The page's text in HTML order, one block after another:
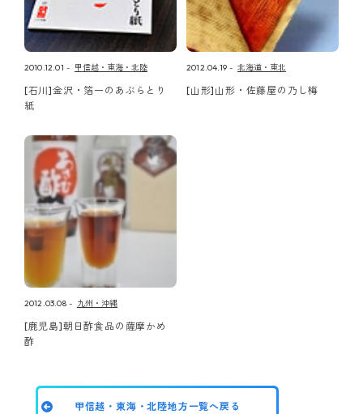
2010.12.01 甲信越・東海・北陸
[石川]金沢・箔一のあぶらとり
紙
2012.04.19 北海道・東北
[山形]山形・佐藤屋の乃し梅
2012.03.08 九州・沖縄
[鹿児島]朝日酢食品の薩摩かめ
酢
甲信越・東海・北陸地方一覧へ戻る